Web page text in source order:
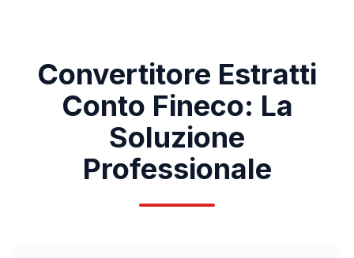
Convertitore Estratti
Conto Fineco: La
Soluzione
Professionale